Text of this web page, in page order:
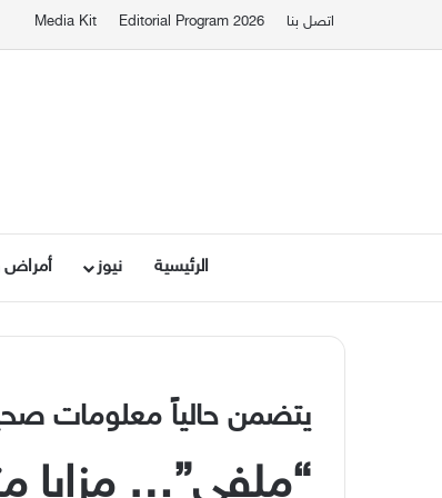
اتصل بنا Editorial Program 2026
Media Kit
الرئيسية نيوز أمراض
يتضمن حالياً معلومات صحية لنحو 2,3
“ملفي”… مزايا